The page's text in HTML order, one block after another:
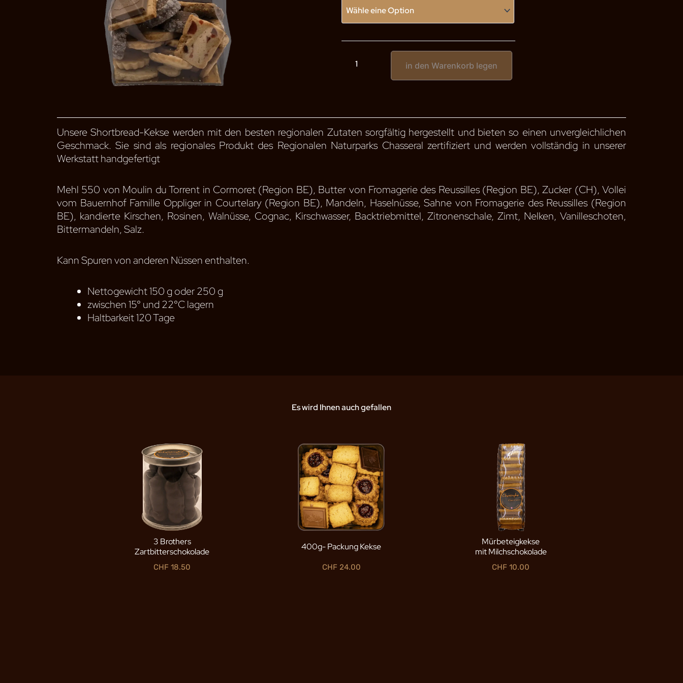
in den Warenkorb legen
Unsere Shortbread-Kekse werden mit den besten regionalen Zutaten sorgfältig hergestellt und bieten so einen unvergleichlichen
Geschmack. Sie sind als regionales Produkt des Regionalen Naturparks Chasseral zertifiziert und werden vollständig in unserer
Werkstatt handgefertigt
Mehl 550 von Moulin du Torrent in Cormoret (Region BE), Butter von Fromagerie des Reussilles (Region BE), Zucker (CH), Vollei
vom Bauernhof Famille Oppliger in Courtelary (Region BE), Mandeln, Haselnüsse, Sahne von Fromagerie des Reussilles (Region
BE), kandierte Kirschen, Rosinen, Walnüsse, Cognac, Kirschwasser, Backtriebmittel, Zitronenschale, Zimt, Nelken, Vanilleschoten,
Bittermandeln, Salz.
Kann Spuren von anderen Nüssen enthalten.
Nettogewicht 150 g oder 250 g
zwischen 15° und 22°C lagern
Haltbarkeit 120 Tage
Es wird Ihnen auch gefallen
3 Brothers
Zartbitterschokolade
CHF 18.50
400g- Packung Kekse
CHF 24.00
Mürbeteigkekse
mit Milchschokolade
CHF 10.00